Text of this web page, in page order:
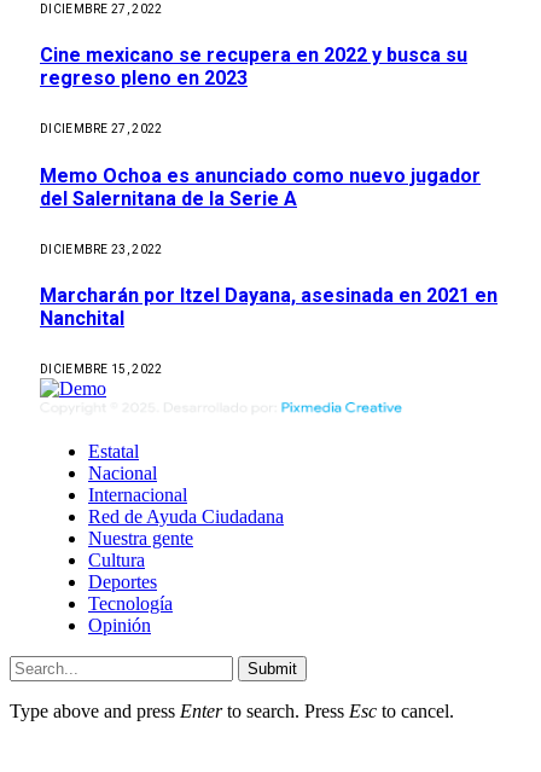
DICIEMBRE 27, 2022
Cine mexicano se recupera en 2022 y busca su
regreso pleno en 2023
DICIEMBRE 27, 2022
Memo Ochoa es anunciado como nuevo jugador
del Salernitana de la Serie A
DICIEMBRE 23, 2022
Marcharán por Itzel Dayana, asesinada en 2021 en
Nanchital
DICIEMBRE 15, 2022
Estatal
Nacional
Internacional
Red de Ayuda Ciudadana
Nuestra gente
Cultura
Deportes
Tecnología
Opinión
Submit
Type above and press Enterto search. Press Esc to cancel.